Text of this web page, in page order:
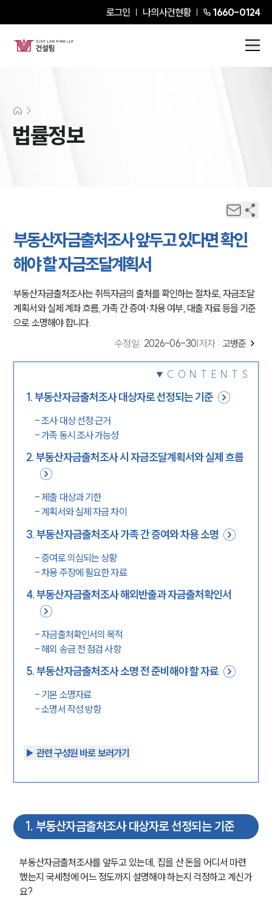
로그인 나의사건현황 1660-0124
법률정보
부동산자금출처조사 앞두고 있다면 확인
해야 할 자금조달계획서
부동산자금출처조사는 취득자금의 출처를 확인하는 절차로, 자금조달
계획서와 실제 계좌 흐름, 가족 간 증여·차용 여부, 대출 자료 등을 기준
으로 소명해야 합니다.
수정일: 2026-06-30 저자 : 고병준
CONTENTS
1.부동산자금출처조사 대상자로 선정되는 기준
-조사 대상 선정 근거
-가족 동시 조사 가능성
2.부동산자금출처조사 시 자금조달계획서와 실제 흐름
- 제출 대상과 기한
-계획서와 실제 자금 차이
3.부동산자금출처조사 가족 간 증여와 차용 소명
-증여로 의심되는 상황
-차용 주장에 필요한 자료
4.부동산자금출처조사 해외반출과 자금출처확인서
-자금출처확인서의 목적
-해외 송금 전 점검 사항
5.부동산자금출처조사 소명 전 준비해야 할 자료
- 기본 소명자료
-소명서 작성 방향
▶︎ 관련 구성원 바로 보러가기
1 . 부동산자금출처조사 대상자로 선정되는 기준
부동산자금출처조사를 앞두고 있는데, 집을 산 돈을 어디서 마련
했는지 국세청에 어느 정도까지 설명해야 하는지 걱정하고 계신가
요?